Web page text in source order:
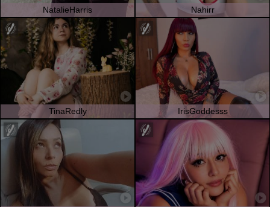
NatalieHarris Nahirr
TinaRedly IrisGoddesss